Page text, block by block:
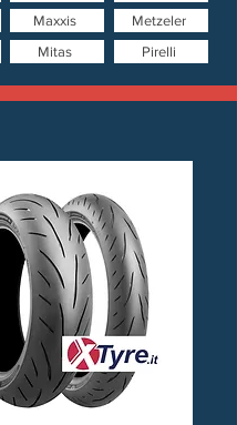
Mitas Pirelli
Metzeler
Maxxis